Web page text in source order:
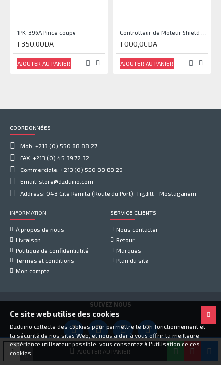
AJOUTER AU PANIER
1PK-396A Pince coupe
1 350,00DA
AJOUTER AU PANIER
1 000,00DA
AJOUTER AU PANIER
COORDONNÉES
Mob: +213 (0) 550 88 88 27
FAX: +213 (0) 45 39 72 32
Commerciale: +213 (0) 550 88 88 29
Email: store@dzduino.com
Address: 043 Cite Remila (Route du Port), Tigditt - Mostaganem
INFORMATION
À propos de nous
Livraison
Politique de confidentialité
Termes et conditions
Mon compte
SERVICE CLIENTS
Nous contacter
Retour
Marques
Plan du site
SUIVEZ NOUS
Copyright © 2021, Dzduino Electronics, Tous droits réservés
Ce site web utilise des cookies
Dzduino collecte des cookies pour permettre le bon fonctionnement et
la sécurité de nos sites Web, et nous aider à vous offrir la meilleure
expérience utilisateur possible, vous consentez à l'utilisation de ces
cookies.